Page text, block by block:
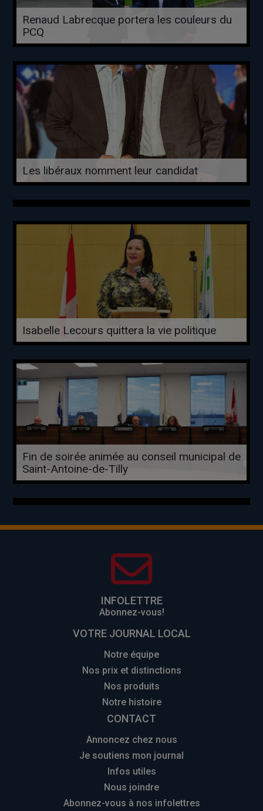
Renaud Labrecque portera les couleurs du
PCQ
Les libéraux nomment leur candidat
Isabelle Lecours quittera la vie politique
Fin de soirée animée au conseil municipal de
Saint-Antoine-de-Tilly
INFOLETTRE
Abonnez-vous!
VOTRE JOURNAL LOCAL
Notre équipe
Nos prix et distinctions
Nos produits
Notre histoire
CONTACT
Annoncez chez nous
Je soutiens mon journal
Infos utiles
Nous joindre
Abonnez-vous à nos infolettres